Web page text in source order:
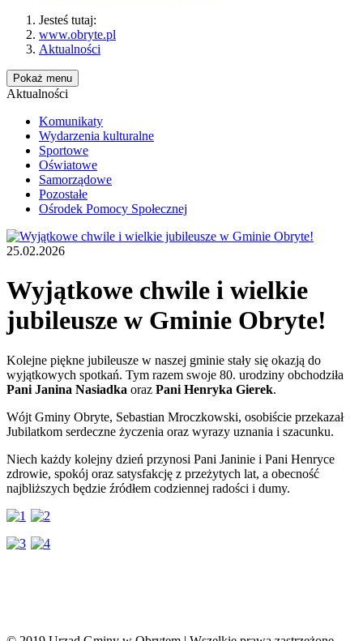
Jesteś tutaj:
www.obryte.pl
Aktualności
Pokaż menu
Aktualności
Komunikaty
Wydarzenia kulturalne
Sportowe
Oświatowe
Samorządowe
Pozostałe
Ośrodek Pomocy Społecznej
25.02.2026
Wyjątkowe chwile i wielkie
jubileusze w Gminie Obryte!
Kolejne piękne jubileusze w naszej gminie stały się okazją do
wyjątkowych spotkań. Tym razem swoje 80. urodziny obchodziła
Pani Janina Nasiadka oraz Pani Henryka Gierek.
Wójt Gminy Obryte, Sebastian Mroczkowski, osobiście przekazał
Jubilatkom serdeczne życzenia oraz wyrazy uznania i szacunku.
Niech każdy kolejny dzień przynosi Pani Janinie i Pani Henryce
zdrowie, spokój oraz satysfakcję z przeżytych lat, a obecność
najbliższych będzie źródłem codziennej radości i dumy.